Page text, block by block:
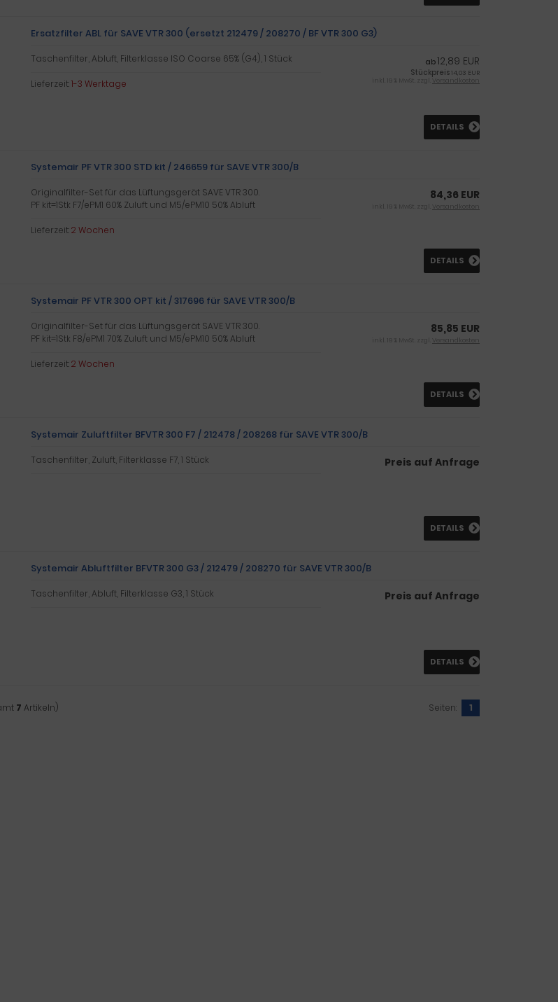
Ersatzfilter ABL für SAVE VTR 300 (ersetzt 212479 / 208270 / BF VTR 300 G3)
Taschenfilter, Abluft, Filterklasse ISO Coarse 65% (G4), 1 Stück
Lieferzeit:1-3 Werktage
ab12,89 EUR
Stückpreis14,03 EUR
inkl. 19 % MwSt. zzgl.
Versandkosten
DETAILS
Systemair PF VTR 300 STD kit / 246659 für SAVE VTR 300/B
Originalfilter-Set für das Lüftungsgerät SAVE VTR 300.
PF kit=1Stk F7/ePM1 60% Zuluft und M5/ePM10 50% Abluft
Lieferzeit:2 Wochen
84,36 EUR
inkl. 19 % MwSt. zzgl. Versandkosten
DETAILS
Systemair PF VTR 300 OPT kit / 317696 für SAVE VTR 300/B
Originalfilter-Set für das Lüftungsgerät SAVE VTR 300.
PF kit=1Stk F8/ePM1 70% Zuluft und M5/ePM10 50% Abluft
Lieferzeit:2 Wochen
85,85 EUR
inkl. 19 % MwSt. zzgl. Versandkosten
DETAILS
Systemair Zuluftfilter BFVTR 300 F7 / 212478 / 208268 für SAVE VTR 300/B
Taschenfilter, Zuluft, Filterklasse F7, 1 Stück Preis auf Anfrage
DETAILS
Systemair Abluftfilter BFVTR 300 G3 / 212479 / 208270 für SAVE VTR 300/B
Taschenfilter, Abluft, Filterklasse G3, 1 Stück Preis auf Anfrage
DETAILS
7 Artikeln) Seiten: 1